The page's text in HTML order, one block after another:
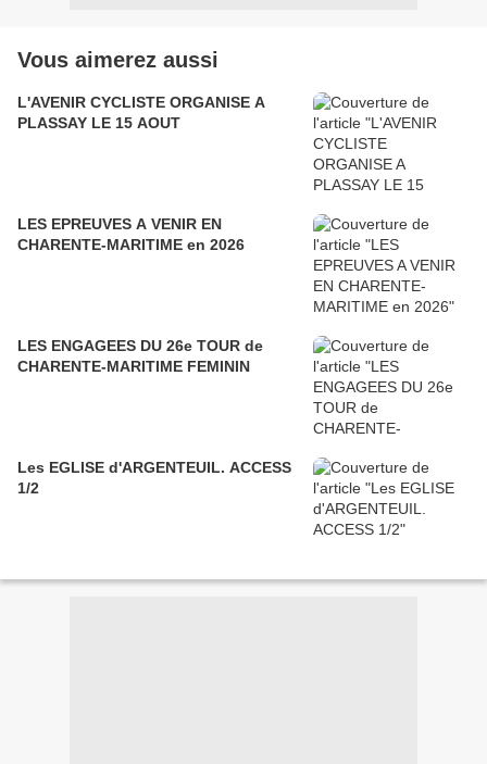
Vous aimerez aussi
L'AVENIR CYCLISTE ORGANISE A
PLASSAY LE 15 AOUT
LES EPREUVES A VENIR EN
CHARENTE-MARITIME en 2026
LES ENGAGEES DU 26e TOUR de
CHARENTE-MARITIME FEMININ
Les EGLISE d'ARGENTEUIL. ACCESS
1/2